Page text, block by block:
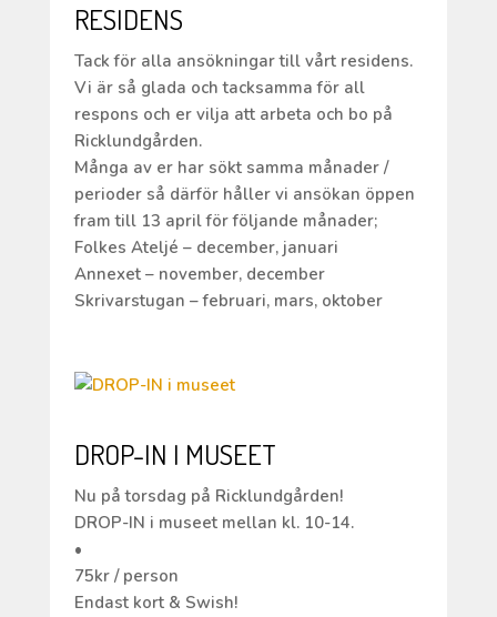
RESIDENS
Tack för alla ansökningar till vårt residens.
Vi är så glada och tacksamma för all
respons och er vilja att arbeta och bo på
Ricklundgården.
Många av er har sökt samma månader /
perioder så därför håller vi ansökan öppen
fram till 13 april för följande månader;
Folkes Ateljé – december, januari
Annexet – november, december
Skrivarstugan – februari, mars, oktober
DROP-IN I MUSEET
Nu på torsdag på Ricklundgården!
DROP-IN i museet mellan kl. 10-14.
•
75kr / person
Endast kort & Swish!